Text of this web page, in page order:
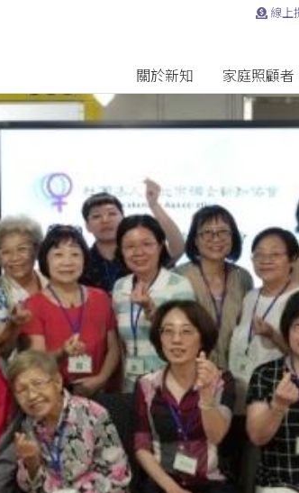
線上
關於新知 家庭照顧者